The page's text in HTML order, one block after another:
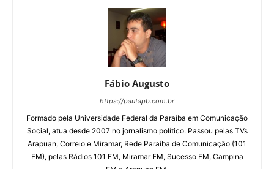
Fábio Augusto
https://pautapb.com.br
Formado pela Universidade Federal da Paraíba em Comunicação
Social, atua desde 2007 no jornalismo político. Passou pelas TVs
Arapuan, Correio e Miramar, Rede Paraíba de Comunicação (101
FM), pelas Rádios 101 FM, Miramar FM, Sucesso FM, Campina